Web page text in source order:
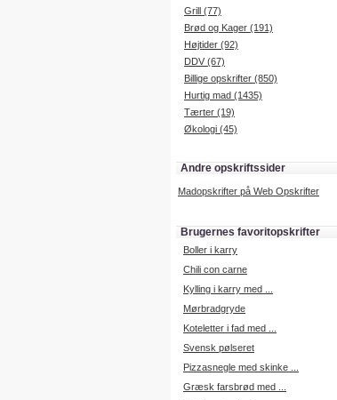
Grill (77)
Brød og Kager (191)
Højtider (92)
DDV (67)
Billige opskrifter (850)
Hurtig mad (1435)
Tærter (19)
Økologi (45)
Andre opskriftssider
Madopskrifter på Web Opskrifter
Brugernes favoritopskrifter
Boller i karry
Chili con carne
Kylling i karry med ...
Mørbradgryde
Koteletter i fad med ...
Svensk pølseret
Pizzasnegle med skinke ...
Græsk farsbrød med ...